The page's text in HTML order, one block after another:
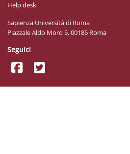
Help desk
Sapienza Università di Roma
Piazzale Aldo Moro 5, 00185 Roma
Seguici